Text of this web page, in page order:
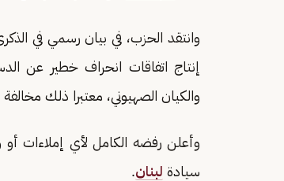
إنتاج اتفاقات انحراف خطير عن
والكيان الصهيوني، معتبرا ذلك
وأعلن رفضه الكامل لأي إملاءات
سيادة لبنان.